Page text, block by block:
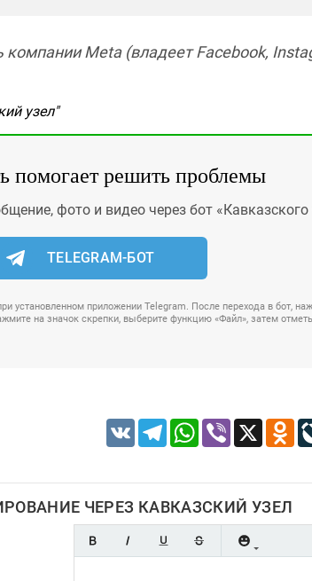
компании Meta (владеет Facebook,
узел"
помогает решить проблемы
фото и видео через бот «Кавказского
TELEGRAM-БОТ
установленном приложении Telegram. После перехода в бот,
на значок скрепки, выберите функцию «Файл», затем
VK TelegramWhatsApp
Viber X
ЧЕРЕЗ КАВКАЗСКИЙ УЗЕЛ